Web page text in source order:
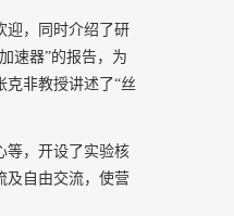
迎 ，同时介绍了研
速器”的报告，为
克非教授讲述了“丝
等，开设了 实验核
及自由交流，使营